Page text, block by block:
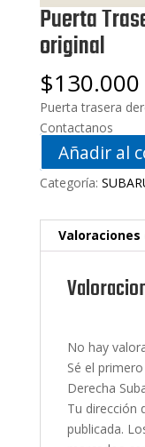
Puerta
original
$130.000
Puerta trasera
Contactanos
Añadir al
Categoría:
Valoraciones
No hay
Sé el
Derecha
Tu dirección
publicada.